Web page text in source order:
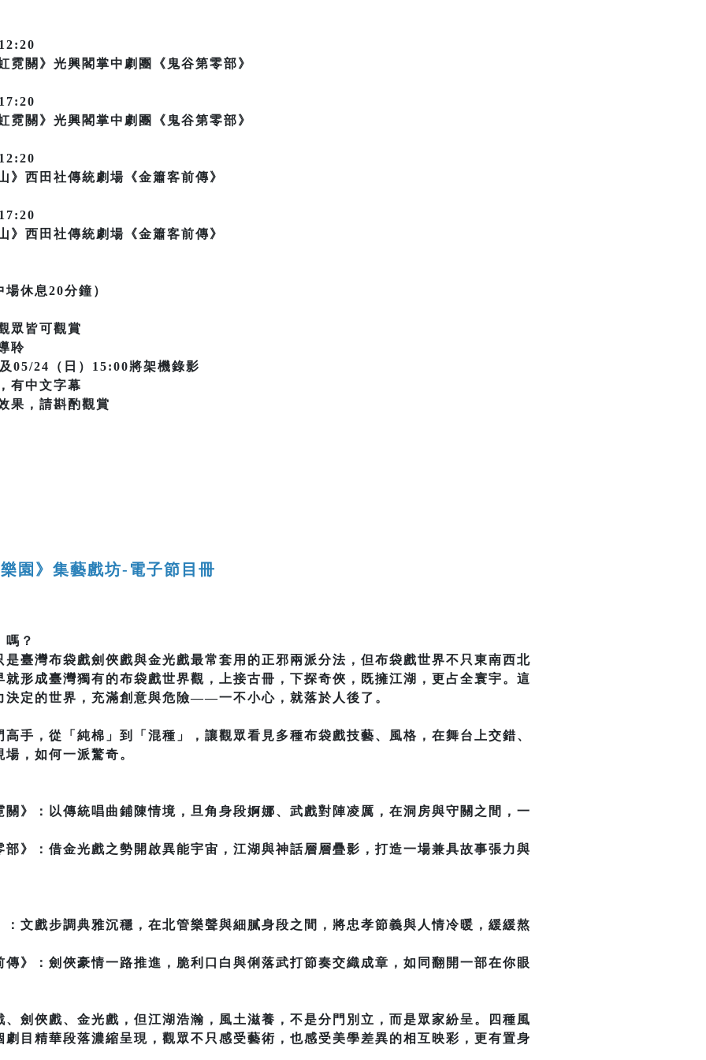
霓關》光興閣掌中劇團《鬼谷第零部》
霓關》光興閣掌中劇團《鬼谷第零部》
》西田社傳統劇場《金簫客前傳》
》西田社傳統劇場《金簫客前傳》
休息20分鐘）
皆可觀賞
聆
24（日）15:00將架機錄影
中文字幕
，請斟酌觀賞
園》集藝戲坊-電子節目冊
嗎？
臺灣布袋戲劍俠戲與金光戲最常套用的正邪兩派分法，但布袋戲世界不只東南西北
形成臺灣獨有的布袋戲世界觀，上接古冊，下探奇俠，既擁江湖，更占全寰宇。這
決定的世界，充滿創意與危險——一不小心，就落於人後了。
手，從「純棉」到「混種」，讓觀眾看見多種布袋戲技藝、風格，在舞台上交錯、
，如何一派驚奇。
》：以傳統唱曲鋪陳情境，旦角身段婀娜、武戲對陣凌厲，在洞房與守關之間，一
》：借金光戲之勢開啟異能宇宙，江湖與神話層層疊影，打造一場兼具故事張力與
文戲步調典雅沉穩，在北管樂聲與細膩身段之間，將忠孝節義與人情冷暖，緩緩熬
》：劍俠豪情一路推進，脆利口白與俐落武打節奏交織成章，如同翻開一部在你眼
劍俠戲、金光戲，但江湖浩瀚，風土滋養，不是分門別立，而是眾家紛呈。四種風
目精華段落濃縮呈現，觀眾不只感受藝術，也感受美學差異的相互映彩，更有置身